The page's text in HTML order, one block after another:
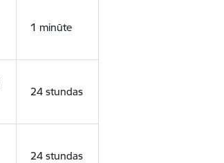
1 minūte
24 stundas
24 stundas